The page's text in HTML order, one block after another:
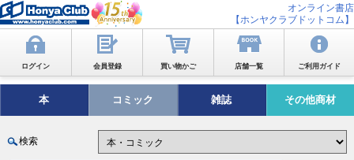
オンライン書店
【ホンヤクラブドットコム】
ログイン 会員登録 買い物かご 店舗一覧 ご利用ガイド
本 コミック 雑誌 その他商材
検索